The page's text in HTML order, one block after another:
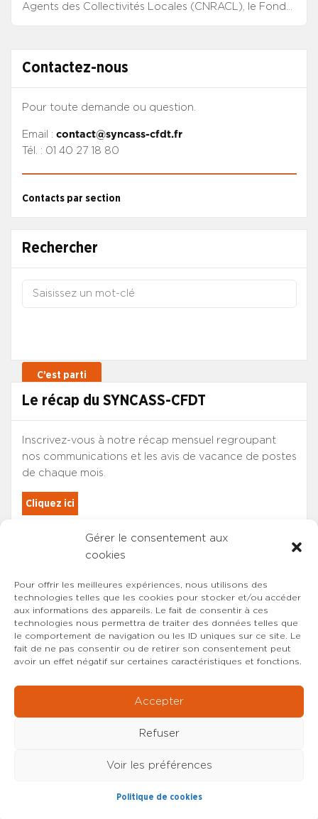
Gérer le consentement aux
cookies
Pour offrir les meilleures expériences, nous utilisons des
technologies telles que les cookies pour stocker et/ou accéder
aux informations des appareils. Le fait de consentir à ces
technologies nous permettra de traiter des données telles que
le comportement de navigation ou les ID uniques sur ce site. Le
fait de ne pas consentir ou de retirer son consentement peut
avoir un effet négatif sur certaines caractéristiques et fonctions.
Accepter
Refuser
Voir les préférences
Politique de cookies
Contactez-nous
Pour toute demande ou question.
Email : contact@syncass-cfdt.fr
Tél. : 01 40 27 18 80
Contacts par section
Agents des Collectivités Locales (CNRACL), le Fonds
articles L 4 et L5 du code général de la fonction
Rechercher
Le récap du SYNCASS-CFDT
Inscrivez-vous à notre récap mensuel regroupant
nos communications et les avis de vacance de postes
de chaque mois.
Cliquez ici
Les adhérents du SYNCASS-CFDT
sont automatiquement inscrits.